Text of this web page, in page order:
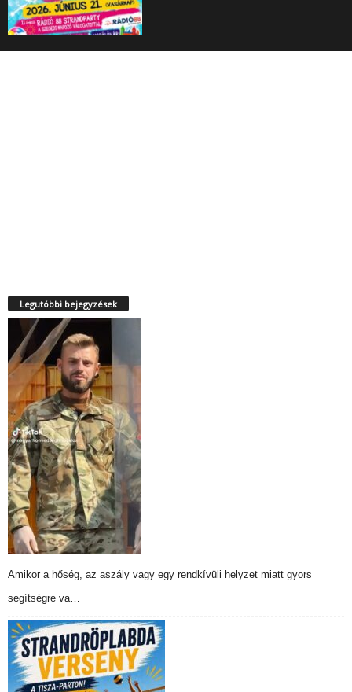
Legutóbbi bejegyzések
Amikor a hőség, az aszály vagy egy rendkívüli helyzet miatt gyors
segítségre va…